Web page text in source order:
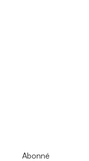
Abonné